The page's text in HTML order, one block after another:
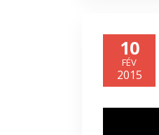
10
FÉV
2015